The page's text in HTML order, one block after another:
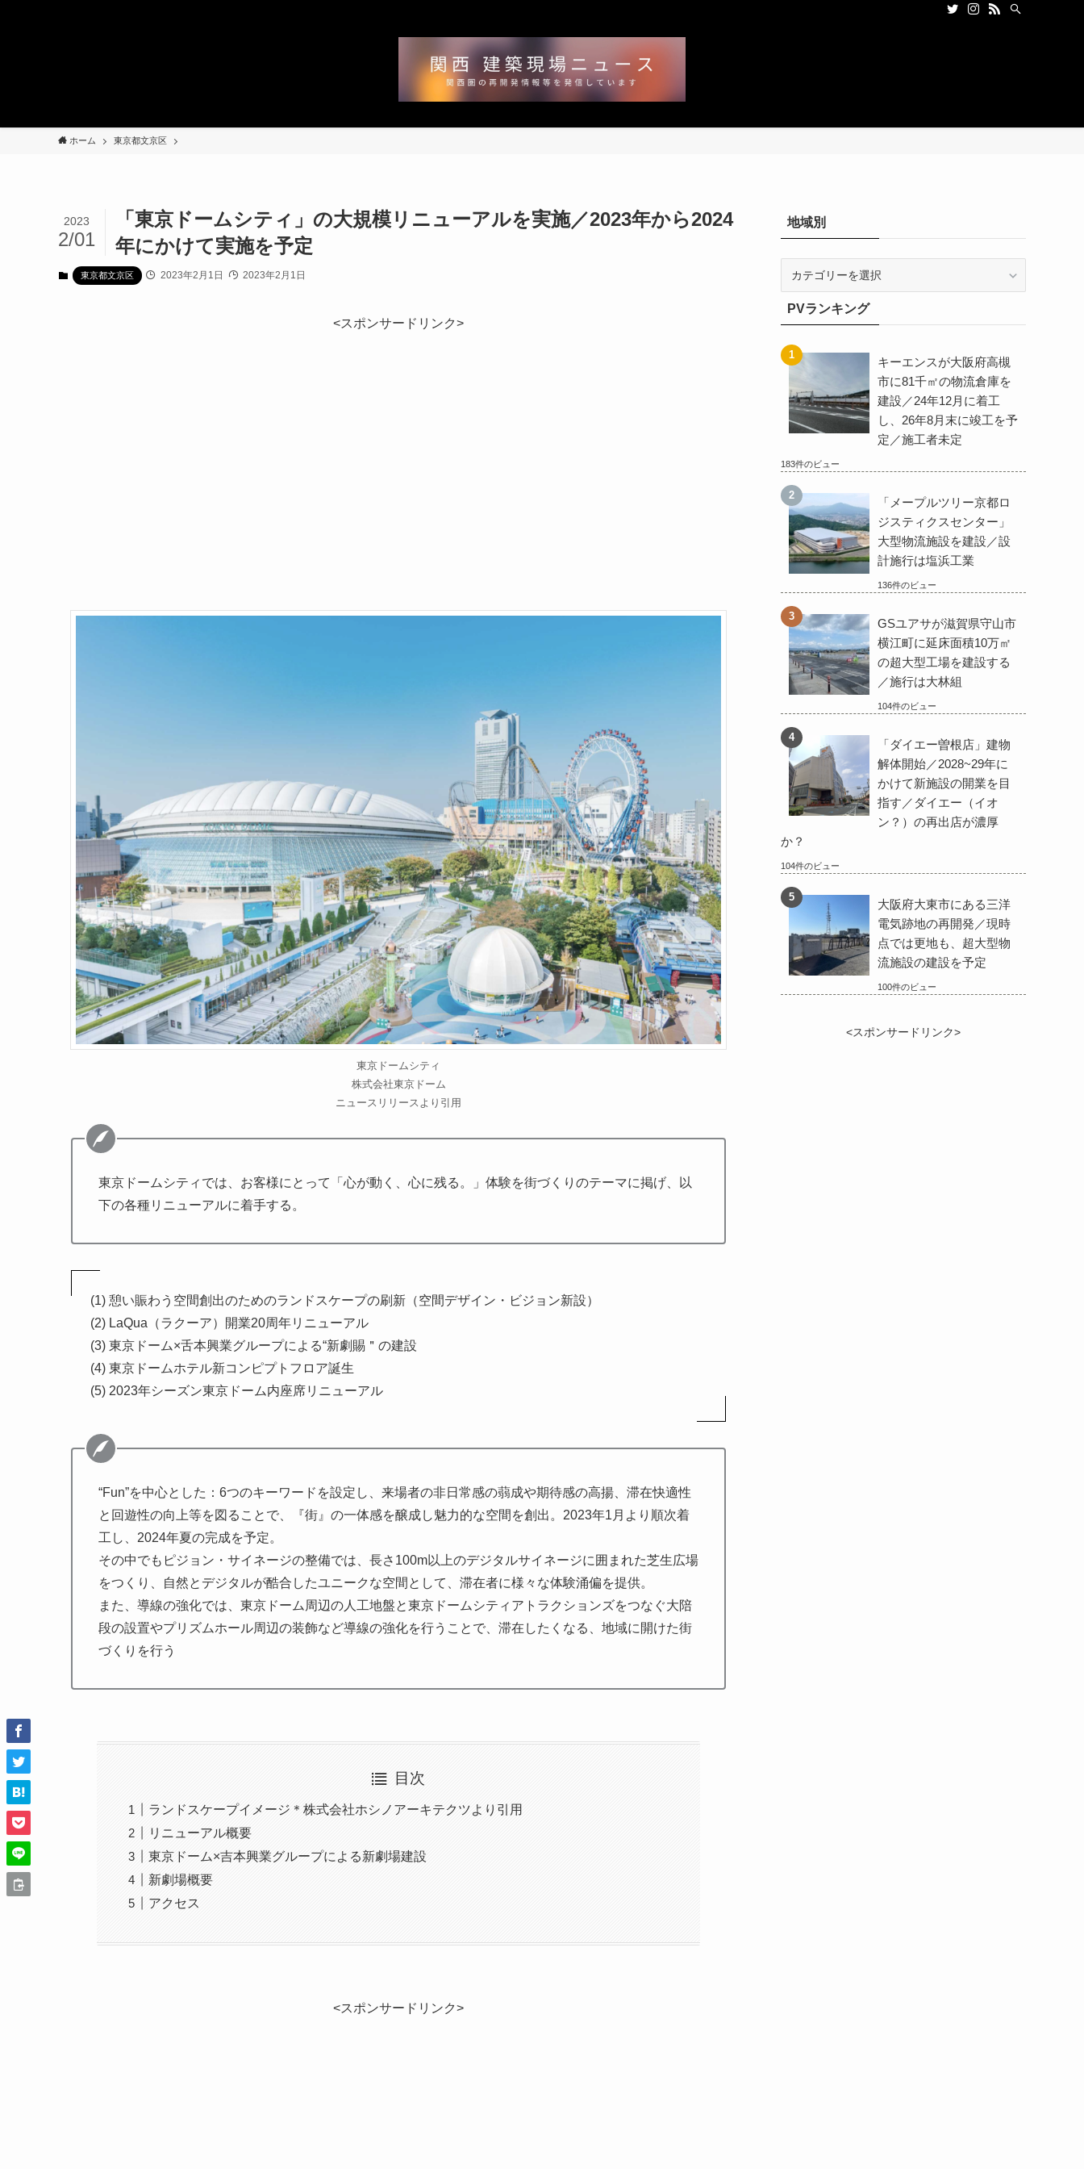
ホーム 東京都文京区
「東京ドームシティ」の大規模リニューアルを実施／2023年から2024
年にかけて実施を予定
2023
2/01
東京都文京区 2023年2月1日 2023年2月1日
<スポンサードリンク>
東京ドームシティ
株式会社東京ドーム
ニュースリリースより引用
東京ドームシティでは、お客様にとって「心が動く、心に残る。」体験を街づくりのテーマに掲げ、以
下の各種リニューアルに着手する。
(1) 憩い賑わう空間創出のためのランドスケープの刷新（空間デザイン・ビジョン新設）
(2) LaQua（ラクーア）開業20周年リニューアル
(3) 東京ドーム×舌本興業グループによる“新劇賜＂の建設
(4) 東京ドームホテル新コンピプトフロア誕生
(5) 2023年シーズン東京ドーム内座席リニューアル
“Fun”を中心とした：6つのキーワードを設定し、来場者の非日常感の蒻成や期待感の高揚、滞在快適性
と回遊性の向上等を図ることで、『街』の一体感を醸成し魅力的な空間を創出。2023年1月より順次着
工し、2024年夏の完成を予定。
その中でもピジョン・サイネージの整備では、長さ100m以上のデジタルサイネージに囲まれた芝生広場
をつくり、自然とデジタルが酷合したユニークな空間として、滞在者に様々な体験涌偏を提供。
また、導線の強化では、東京ドーム周辺の人工地盤と東京ドームシティアトラクションズをつなぐ大陪
段の設置やプリズムホール周辺の装飾など導線の強化を行うことで、滞在したくなる、地域に開けた街
づくりを行う
目次
ランドスケープイメージ＊株式会社ホシノアーキテクツより引用
リニューアル概要
東京ドーム×吉本興業グループによる新劇場建設
新劇場概要
アクセス
<スポンサードリンク>
地域別
別PVランキング
キーエンスが大阪府高槻
市に81千㎡の物流倉庫を
建設／24年12月に着工
し、26年8月末に竣工を予
定／施工者未定
183件のビュー
「メープルツリー京都ロ
ジスティクスセンター」
大型物流施設を建設／設
計施行は塩浜工業
136件のビュー
GSユアサが滋賀県守山市
横江町に延床面積10万㎡
の超大型工場を建設する
／施行は大林組
104件のビュー
「ダイエー曽根店」建物
解体開始／2028~29年に
かけて新施設の開業を目
指す／ダイエー（イオ
ン？）の再出店が濃厚
か？
104件のビュー
大阪府大東市にある三洋
電気跡地の再開発／現時
点では更地も、超大型物
流施設の建設を予定
100件のビュー
<スポンサードリンク>